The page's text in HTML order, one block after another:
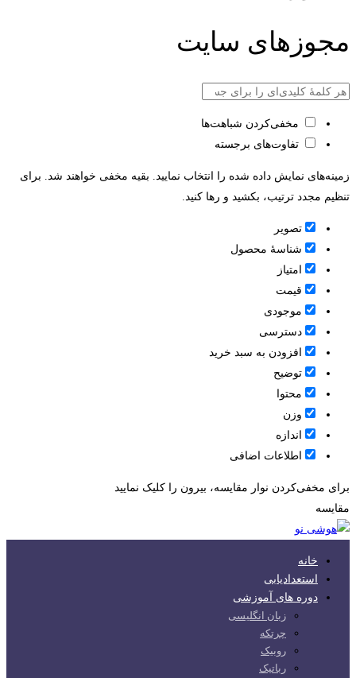
مجوزهای سایت
مخفی‌کردن شباهت‌ها
تفاوت‌های برجسته
زمینه‌های نمایش داده شده را انتخاب نمایید. بقیه مخفی خواهند شد. برای
تنظیم مجدد ترتیب، بکشید و رها کنید.
تصویر
شناسۀ محصول
امتیاز
قيمت
موجودی
دسترسی
افزودن به سبد خرید
توضیح
محتوا
وزن
اندازه
اطلاعات اضافی
برای مخفی‌کردن نوار مقایسه، بیرون را کلیک نمایید
مقایسه
خانه
استعدادیابی
دوره های آموزشی
زبان انگلیسی
چرتکه
روبیک
رباتیک